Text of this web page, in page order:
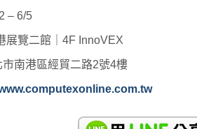
– 6/5
展覽二館｜4F InnoVEX
南港區經貿二路2號4樓